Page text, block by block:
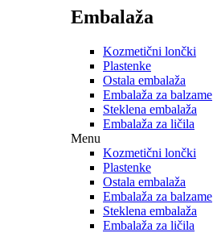
Embalaža
Kozmetični lončki
Plastenke
Ostala embalaža
Embalaža za balzame
Steklena embalaža
Embalaža za ličila
Menu
Kozmetični lončki
Plastenke
Ostala embalaža
Embalaža za balzame
Steklena embalaža
Embalaža za ličila